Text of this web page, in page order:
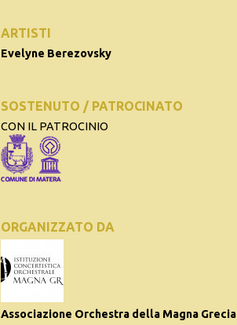
ARTISTI
Evelyne Berezovsky
SOSTENUTO / PATROCINATO
CON IL PATROCINIO
ORGANIZZATO DA
Associazione Orchestra della Magna Grecia